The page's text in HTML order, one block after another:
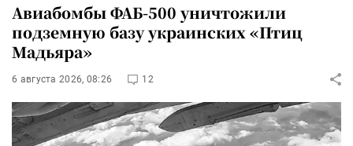
Авиабомбы ФАБ-500 уничтожили
подземную базу украинских «Птиц
Мадьяра»
6 августа 2026, 08:26 12